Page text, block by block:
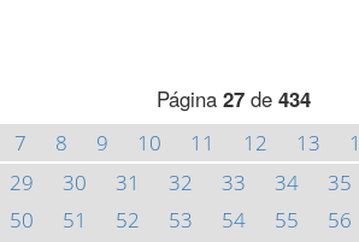
Página 27 de 434
7 8 9 10 11 12 13
29 30 31 32 33 34 35
50 51 52 53 54 55 56